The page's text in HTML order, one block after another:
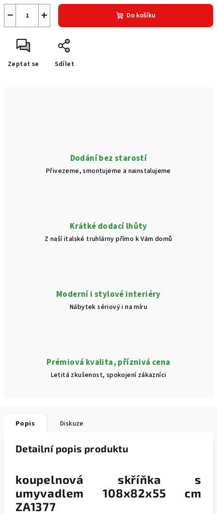
+
− Do košíku
Zeptat se Sdílet
Dodání bez starostí
Přivezeme, smontujeme a nainstalujeme
Krátké dodací lhůty
Z naší italské truhlárny přímo k Vám domů
Moderní i stylové interiéry
Nábytek sériový i na míru
Prémiová kvalita, příznivá cena
Letitá zkušenost, spokojení zákazníci
Popis Diskuze
Detailní popis produktu
koupelnová skříňka s
umyvadlem 108x82x55 cm
ZA1377